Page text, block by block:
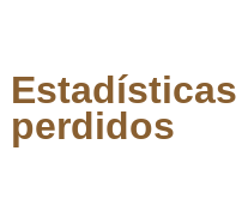
perdidos